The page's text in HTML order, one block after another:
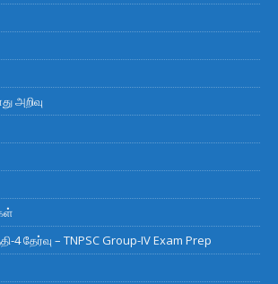
அறிவு
4 தேர்வு – TNPSC Group-IV Exam Prep